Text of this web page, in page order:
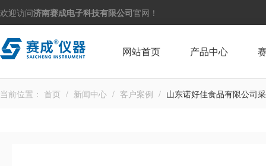
欢迎访问济南赛成电子科技有限公司官网！
网站首页 产品中心
当前位置： 首页 / 新闻中心 / 客户案例 / 山东诺好佳食品有限公司